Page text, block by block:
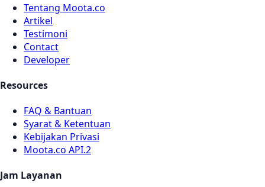
Tentang Moota.co
Artikel
Testimoni
Contact
Developer
Resources
FAQ & Bantuan
Syarat & Ketentuan
Kebijakan Privasi
Moota.co API.2
Jam Layanan